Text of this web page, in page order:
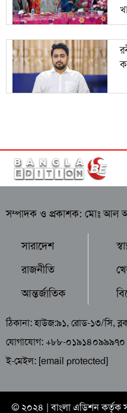
সম্পাদক ও প্রকাশক: মোঃ আল
সারাদেশ
রাজনীতি
আন্তর্জাতিক
ঠিকানা: হাউজ:৯১, রোড-১৩/সি,
যোগাযোগ: +৮৮-০১৯১৪০৯৯৯৭০
ই-মেইল: [email protected]
© ২০২৪ |বাংলা এডিশনকর্তৃক